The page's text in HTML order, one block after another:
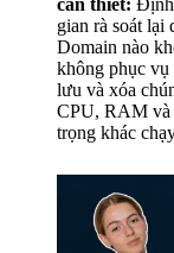
cần thiết: Định
gian rà soát lại
Domain nào
không phục vụ
lưu và xóa
CPU, RAM và
trọng khác